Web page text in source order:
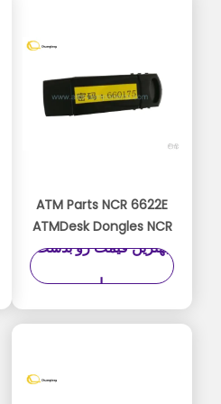
ATM Parts NCR 6622E
ATMDesk Dongles NCR
Personas SelfService
بهترین قیمت رو بدست
بیار